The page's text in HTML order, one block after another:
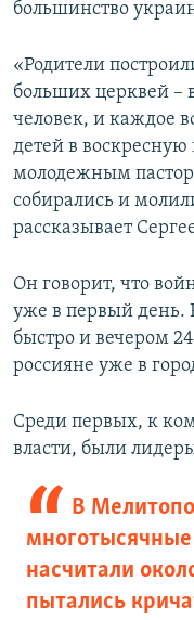
большинство
«Родители
больших церквей –
человек, и каждое
детей в
молодежным
собирались и
рассказывает
Он говорит, что
уже в первый день.
быстро и вечером
россияне уже в
Среди первых, к
власти, были
В
насчитали
пытались